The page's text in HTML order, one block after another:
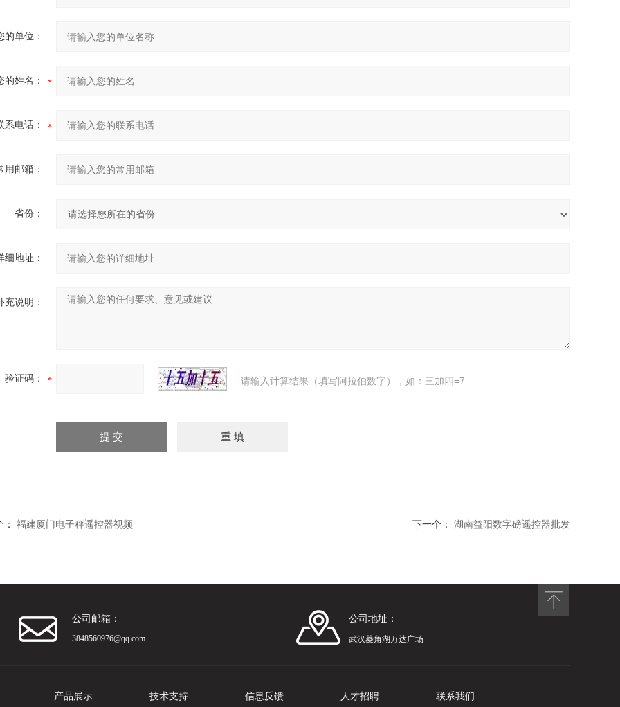
的单位：
的姓名：
系电话：
用邮箱：
省份：
细地址：
充说明：
验证码： 请输入计算结果（填写阿拉伯数字），如：三加四=7
福建厦门电子秤遥控器视频 下一个： 湖南益阳数字磅遥控器批发
公司邮箱：
3848560976@qq.com
公司地址：
武汉菱角湖万达广场
产品展示 技术支持 信息反馈 人才招聘 联系我们